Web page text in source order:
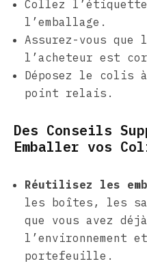
Collez
l’emballage.
Assurez-vous que
l’acheteur est
Déposez le colis
point relais.
Des Conseils
Emballer vos
Réutilisez les
les boîtes, les
que vous avez
l’environnement
portefeuille.